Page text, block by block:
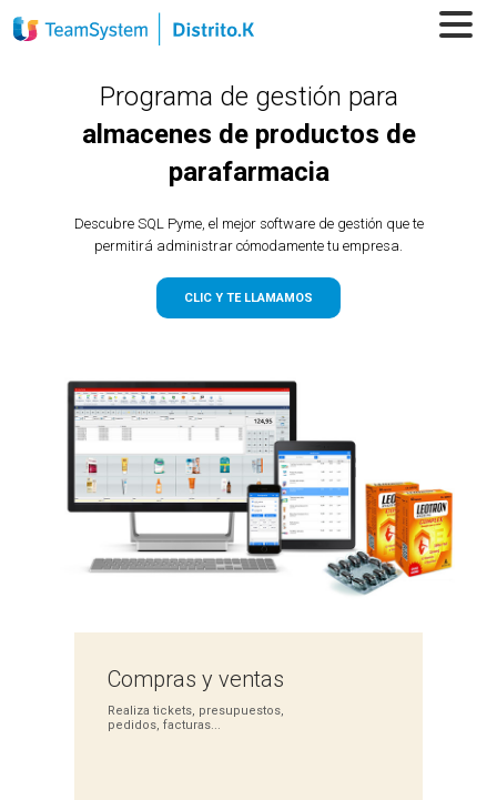
Programa de gestión para
almacenes de productos de
parafarmacia
Descubre SQL Pyme, el mejor software de gestión que te
permitirá administrar cómodamente tu empresa.
CLIC Y TE LLAMAMOS
Comprasy ventas
Realiza tickets, presupuestos,
pedidos, facturas...